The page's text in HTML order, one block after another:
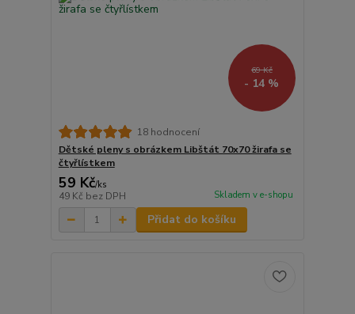
69 Kč
- 14 %
18 hodnocení
Dětské pleny s obrázkem Libštát 70x70 žirafa se
čtyřlístkem
59 Kč/ks
49 Kč bez DPH Skladem v e-shopu
Přidat do košíku